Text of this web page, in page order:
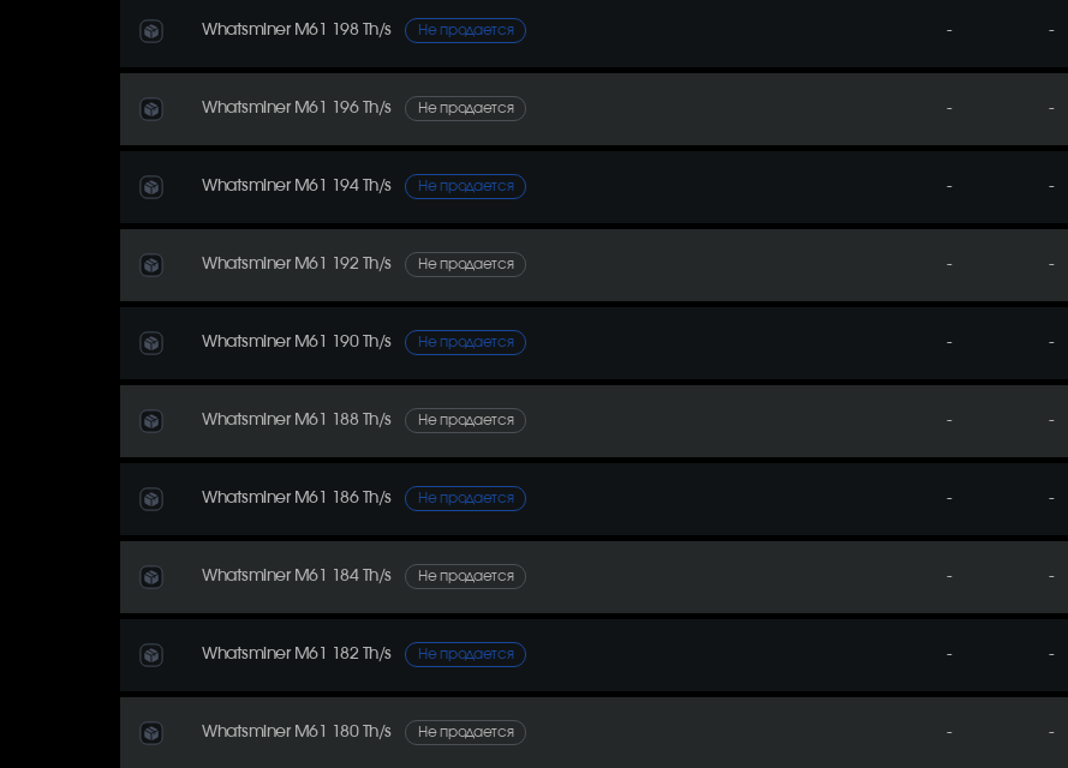
Whatsminer M61 198 Th/s Не продается - -
Whatsminer M61 196 Th/s Не продается - -
Whatsminer M61 194 Th/s Не продается - -
Whatsminer M61 192 Th/s Не продается - -
Whatsminer M61 190 Th/s Не продается - -
Whatsminer M61 188 Th/s Не продается - -
Whatsminer M61 186 Th/s Не продается - -
Whatsminer M61 184 Th/s Не продается - -
Whatsminer M61 182 Th/s Не продается - -
Whatsminer M61 180 Th/s Не продается - -